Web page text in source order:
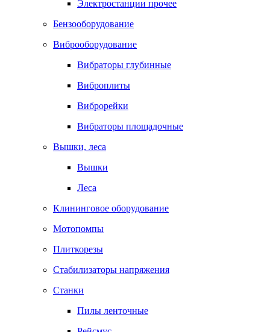
Электростанции прочее
Бензооборудование
Виброоборудование
Вибраторы глубинные
Виброплиты
Виброрейки
Вибраторы площадочные
Вышки, леса
Вышки
Леса
Клининговое оборудование
Мотопомпы
Плиткорезы
Стабилизаторы напряжения
Станки
Пилы ленточные